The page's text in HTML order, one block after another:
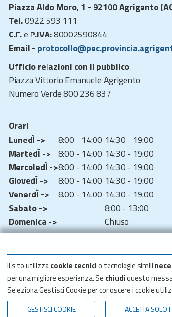
Il sito utilizzacookie tecnicio tecnologie simili
per una migliore esperienza. Se chiudiquesto
Seleziona Gestisci Cookie per conoscere i cookie
GESTISCI COOKIE ACCETTA SOLO
Piazza Aldo Moro, 1 - 92100 Agrigento
Tel.0922 593 111
C.F.e P.IVA:80002590844
Email -
Ufficio relazioni con il pubblico
Piazza Vittorio Emanuele Agrigento
Numero Verde 800 236 837
Orari
LunedÌ ->
8:00 - 14:00 14:30 - 19:00
MartedÌ -> 8:00 - 14:00 14:30 - 19:00
MercoledÌ ->8:00 - 14:00 14:30 - 19:00
GiovedÌ ->
8:00 - 14:00 14:30 - 19:00
VenerdÌ ->
8:00 - 14:00 14:30 - 19:00
Sabato ->
8:00 - 13:00
Domenica ->
Chiuso
© 2024 Provincia di Agrigento - Tutti i